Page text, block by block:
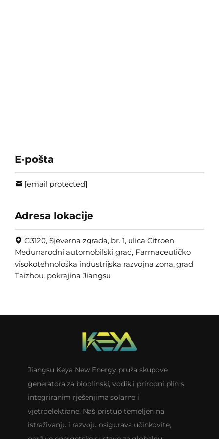
E-pošta
[email protected]
Adresa lokacije
G3120, Sjeverna zgrada, br. 1, ulica Citroen,
Međunarodni automobilski grad, Farmaceutičko
visokotehnološka industrijska razvojna zona, grad
Taizhou, pokrajina Jiangsu
Jiangsu Keya New Energy pruža skupove
generatora za bioplinski, vodik i prirodni plin s
integriranim rješenjima solarne i
vjetroelektrane. Naš pristup temeljen na
istraživanju i razvoju osigurava učinkovite,